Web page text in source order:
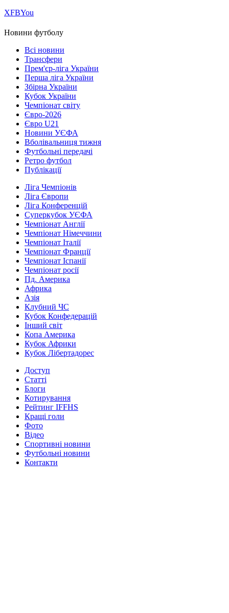
ХFBYou
Новини футболу
Всі новини
Трансфери
Прем'єр-ліга України
Перша ліга України
Збірна України
Кубок України
Чемпіонат світу
Євро-2026
Євро U21
Новини УЄФА
Вболівальниця тижня
Футбольні передачі
Ретро футбол
Публікації
Ліга Чемпіонів
Ліга Європи
Ліга Конференцій
Суперкубок УЄФА
Чемпіонат Англії
Чемпіонат Німеччини
Чемпіонат Італії
Чемпіонат Франції
Чемпіонат Іспанії
Чемпіонат росії
Пд. Америка
Африка
Азія
Клубний ЧС
Кубок Конфедерацій
Інший світ
Копа Америка
Кубок Африки
Кубок Лібертадорес
Доступ
Статті
Блоги
Котирування
Рейтинг IFFHS
Кращі голи
Фото
Відео
Спортивні новини
Футбольні новини
Контакти